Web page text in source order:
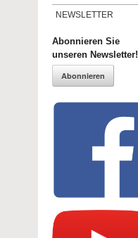
NEWSLETTER
Abonnieren Sie
unseren Newsletter!
Abonnieren